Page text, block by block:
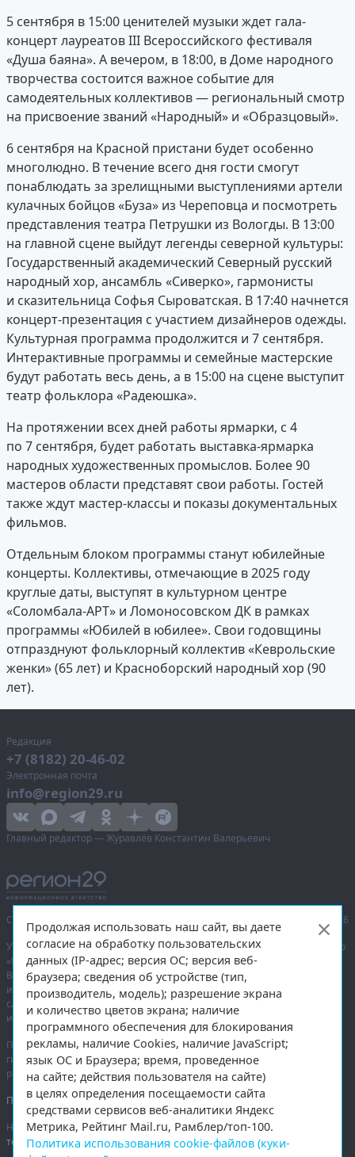
5 сентября в 15:00 ценителей музыки ждет гала-
концерт лауреатов III Всероссийского фестиваля
«Душа баяна». А вечером, в 18:00, в Доме народного
творчества состоится важное событие для
самодеятельных коллективов — региональный смотр
на присвоение званий «Народный» и «Образцовый».
6 сентября на Красной пристани будет особенно
многолюдно. В течение всего дня гости смогут
понаблюдать за зрелищными выступлениями артели
кулачных бойцов «Буза» из Череповца и посмотреть
представления театра Петрушки из Вологды. В 13:00
на главной сцене выйдут легенды северной культуры:
Государственный академический Северный русский
народный хор, ансамбль «Сиверко», гармонисты
и сказительница Софья Сыроватская. В 17:40 начнется
концерт-презентация с участием дизайнеров одежды.
Культурная программа продолжится и 7 сентября.
Интерактивные программы и семейные мастерские
будут работать весь день, а в 15:00 на сцене выступит
театр фольклора «Радеюшка».
На протяжении всех дней работы ярмарки, с 4
по 7 сентября, будет работать выставка-ярмарка
народных художественных промыслов. Более 90
мастеров области представят свои работы. Гостей
также ждут мастер-классы и показы документальных
фильмов.
Отдельным блоком программы станут юбилейные
концерты. Коллективы, отмечающие в 2025 году
круглые даты, выступят в культурном центре
«Соломбала-АРТ» и Ломоносовском ДК в рамках
программы «Юбилей в юбилее». Свои годовщины
отпразднуют фольклорный коллектив «Кеврольские
женки» (65 лет) и Красноборский народный хор (90
лет).
Редакция
+7 (8182) 20-46-02
Электронная почта
info@region29.ru
Главный редактор — Журавлёв Константин Валерьевич
Сетевое издание «Информационное агентство Регион 29»,
© 2016–2026
Учредитель — общество с ограниченной ответственностью «Агентство
«Правда Севера».
Выписка из реестра зарегистрированных средств массовой
информации:ЭЛ № ФС 77-74226 от 09.11.2018 выдано Федеральной
службой по надзору в сфере связи, информационных технологий
и массовых коммуникаций (Роскомнадзор).
При полном или частичном использовании любых материалов
гиперссылка на region29.ruобязательна. Копирование материалов без
разрешения администрации сайта запрещено.
Правовая информация.
На информационном ресурсе применяютсярекомендательные
технологии.
Продолжая использовать наш сайт, вы даете
согласие на обработку пользовательских
данных (IP-адрес; версия ОС; версия веб-
браузера; сведения об устройстве (тип,
производитель, модель); разрешение экрана
и количество цветов экрана; наличие
программного обеспечения для блокирования
рекламы, наличие Cookies, наличие JavaScript;
язык ОС и Браузера; время, проведенное
на сайте; действия пользователя на сайте)
в целях определения посещаемости сайта
средствами сервисов веб-аналитики Яндекс
Метрика, Рейтинг Mail.ru, Рамблер/топ-100.
Политика использования cookie-файлов (куки-